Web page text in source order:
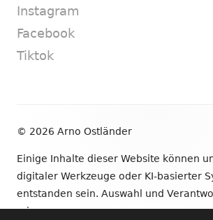
Instagram
Facebook
Tiktok
© 2026 Arno Ostländer
Einige Inhalte dieser Website können
digitaler Werkzeuge oder KI-basierter
entstanden sein. Auswahl und
mir.